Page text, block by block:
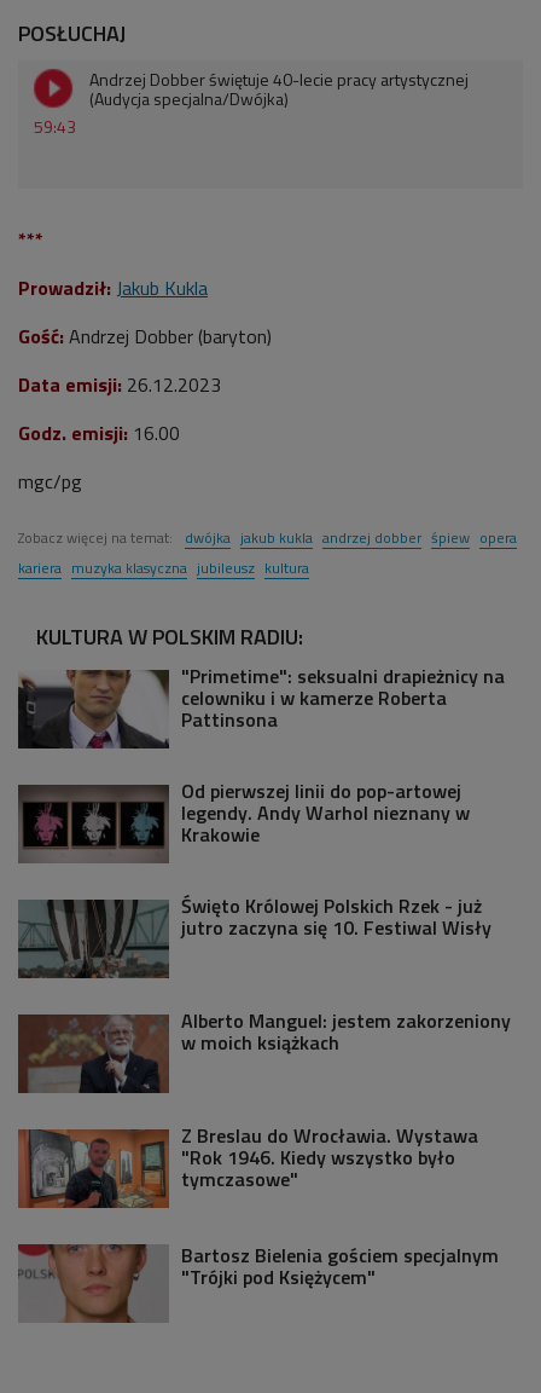
POSŁUCHAJ
59:43
Andrzej Dobber świętuje 40-lecie pracy artystycznej
(Audycja specjalna/Dwójka)
***
Prowadził: Jakub Kukla
Gość: Andrzej Dobber (baryton)
Data emisji: 26.12.2023
Godz. emisji: 16.00
mgc/pg
Zobacz więcej na temat: dwójka jakub kukla andrzej dobber śpiew opera
kariera muzyka klasyczna jubileusz kultura
KULTURA W POLSKIM RADIU:
"Primetime": seksualni drapieżnicy na
celowniku i w kamerze Roberta
Pattinsona
Od pierwszej linii do pop-artowej
legendy. Andy Warhol nieznany w
Krakowie
Święto Królowej Polskich Rzek - już
jutro zaczyna się 10. Festiwal Wisły
Alberto Manguel: jestem zakorzeniony
w moich książkach
Z Breslau do Wrocławia. Wystawa
"Rok 1946. Kiedy wszystko było
tymczasowe"
Bartosz Bielenia gościem specjalnym
"Trójki pod Księżycem"